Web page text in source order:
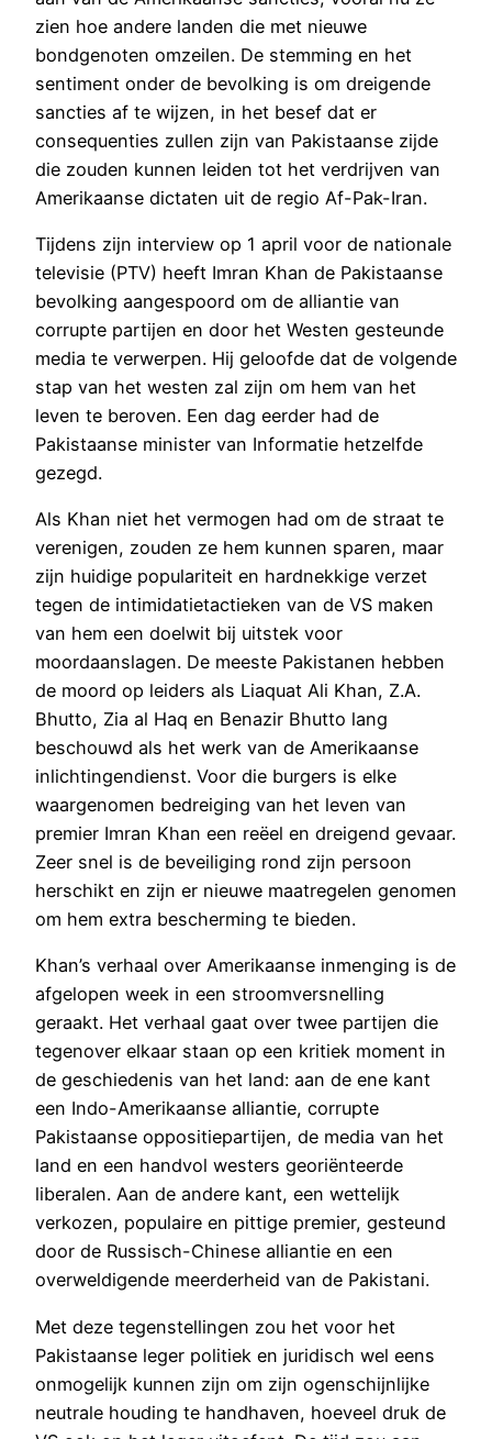
zien hoe andere landen die met nieuwe
bondgenoten omzeilen. De stemming en het
sentiment onder de bevolking is om dreigende
sancties af te wijzen, in het besef dat er
consequenties zullen zijn van Pakistaanse zijde
die zouden kunnen leiden tot het verdrijven van
Amerikaanse dictaten uit de regio Af-Pak-Iran.
Tijdens zijn interview op 1 april voor de nationale
televisie (PTV) heeft Imran Khan de Pakistaanse
bevolking aangespoord om de alliantie van
corrupte partijen en door het Westen gesteunde
media te verwerpen. Hij geloofde dat de volgende
stap van het westen zal zijn om hem van het
leven te beroven. Een dag eerder had de
Pakistaanse minister van Informatie hetzelfde
gezegd.
Als Khan niet het vermogen had om de straat te
verenigen, zouden ze hem kunnen sparen, maar
zijn huidige populariteit en hardnekkige verzet
tegen de intimidatietactieken van de VS maken
van hem een doelwit bij uitstek voor
moordaanslagen. De meeste Pakistanen hebben
de moord op leiders als Liaquat Ali Khan, Z.A.
Bhutto, Zia al Haq en Benazir Bhutto lang
beschouwd als het werk van de Amerikaanse
inlichtingendienst. Voor die burgers is elke
waargenomen bedreiging van het leven van
premier Imran Khan een reëel en dreigend gevaar.
Zeer snel is de beveiliging rond zijn persoon
herschikt en zijn er nieuwe maatregelen genomen
om hem extra bescherming te bieden.
Khan’s verhaal over Amerikaanse inmenging is de
afgelopen week in een stroomversnelling
geraakt. Het verhaal gaat over twee partijen die
tegenover elkaar staan op een kritiek moment in
de geschiedenis van het land: aan de ene kant
een Indo-Amerikaanse alliantie, corrupte
Pakistaanse oppositiepartijen, de media van het
land en een handvol westers georiënteerde
liberalen. Aan de andere kant, een wettelijk
verkozen, populaire en pittige premier, gesteund
door de Russisch-Chinese alliantie en een
overweldigende meerderheid van de Pakistani.
Met deze tegenstellingen zou het voor het
Pakistaanse leger politiek en juridisch wel eens
onmogelijk kunnen zijn om zijn ogenschijnlijke
neutrale houding te handhaven, hoeveel druk de